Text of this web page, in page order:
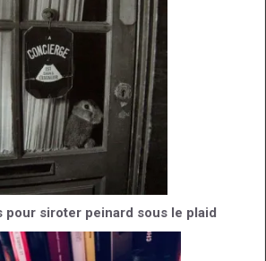
pour siroter peinard sous le plaid